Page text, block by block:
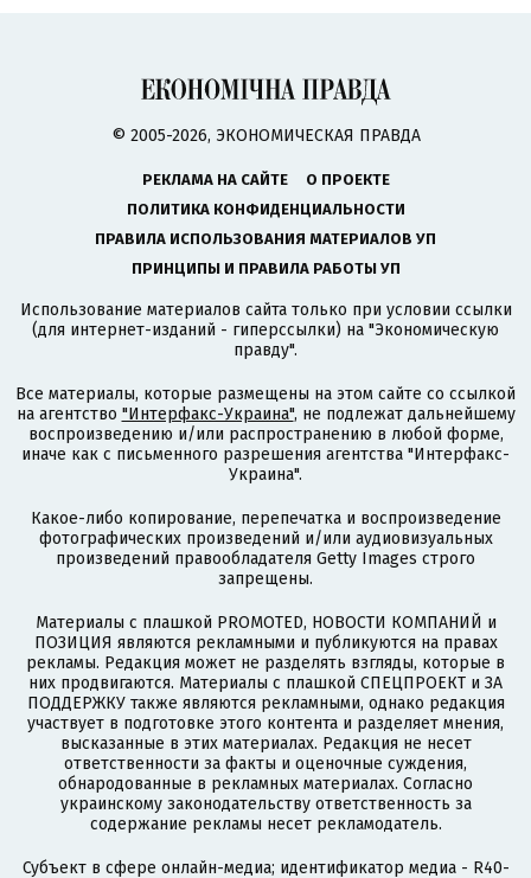
© 2005-2026, ЭКОНОМИЧЕСКАЯ ПРАВДА
РЕКЛАМА НА САЙТЕ
О ПРОЕКТЕ
ПОЛИТИКА КОНФИДЕНЦИАЛЬНОСТИ
ПРАВИЛА ИСПОЛЬЗОВАНИЯ МАТЕРИАЛОВ УП
ПРИНЦИПЫ И ПРАВИЛА РАБОТЫ УП
Использование материалов сайта только при условии ссылки
(для интернет-изданий - гиперссылки) на "Экономическую
правду".
Все материалы, которые размещены на этом сайте со ссылкой
на агентство "Интерфакс-Украина", не подлежат дальнейшему
воспроизведению и/или распространению в любой форме,
иначе как с письменного разрешения агентства "Интерфакс-
Украина".
Какое-либо копирование, перепечатка и воспроизведение
фотографических произведений и/или аудиовизуальных
произведений правообладателя Getty Images строго
запрещены.
Материалы с плашкой PROMOTED, НОВОСТИ КОМПАНИЙ и
ПОЗИЦИЯ являются рекламными и публикуются на правах
рекламы. Редакция может не разделять взгляды, которые в
них продвигаются. Материалы с плашкой СПЕЦПРОЕКТ и ЗА
ПОДДЕРЖКУ также являются рекламными, однако редакция
участвует в подготовке этого контента и разделяет мнения,
высказанные в этих материалах. Редакция не несет
ответственности за факты и оценочные суждения,
обнародованные в рекламных материалах. Согласно
украинскому законодательству ответственность за
содержание рекламы несет рекламодатель.
Субъект в сфере онлайн-медиа; идентификатор медиа - R40-